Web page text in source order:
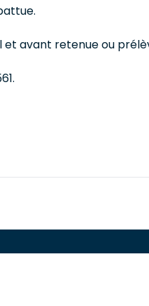
avant retenue ou